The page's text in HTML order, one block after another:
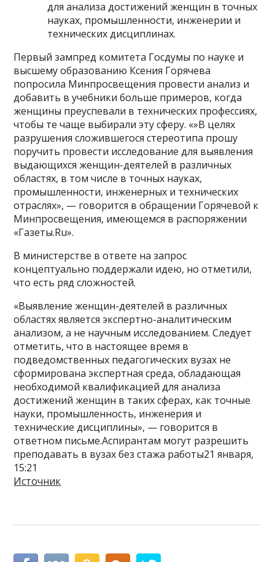
для анализа достижений женщин в точных
науках, промышленности, инженерии и
технических дисциплинах.
Первый зампред комитета Госдумы по науке и
высшему образованию Ксения Горячева
попросила Минпросвещения провести анализ и
добавить в учебники больше примеров, когда
женщины преуспевали в технических профессиях,
чтобы те чаще выбирали эту сферу. «»В целях
разрушения сложившегося стереотипа прошу
поручить провести исследование для выявления
выдающихся женщин-деятелей в различных
областях, в том числе в точных науках,
промышленности, инженерных и технических
отраслях», — говорится в обращении Горячевой к
Минпросвещения, имеющемся в распоряжении
«Газеты.Ru».
В министерстве в ответе на запрос
концептуально поддержали идею, но отметили,
что есть ряд сложностей.
«Выявление женщин-деятелей в различных
областях является экспертно-аналитическим
анализом, а не научным исследованием. Следует
отметить, что в настоящее время в
подведомственных педагогических вузах не
сформирована экспертная среда, обладающая
необходимой квалификацией для анализа
достижений женщин в таких сферах, как точные
науки, промышленность, инженерия и
технические дисциплины», — говорится в
ответном письме.Аспирантам могут разрешить
преподавать в вузах без стажа работы21 января,
15:21
Источник